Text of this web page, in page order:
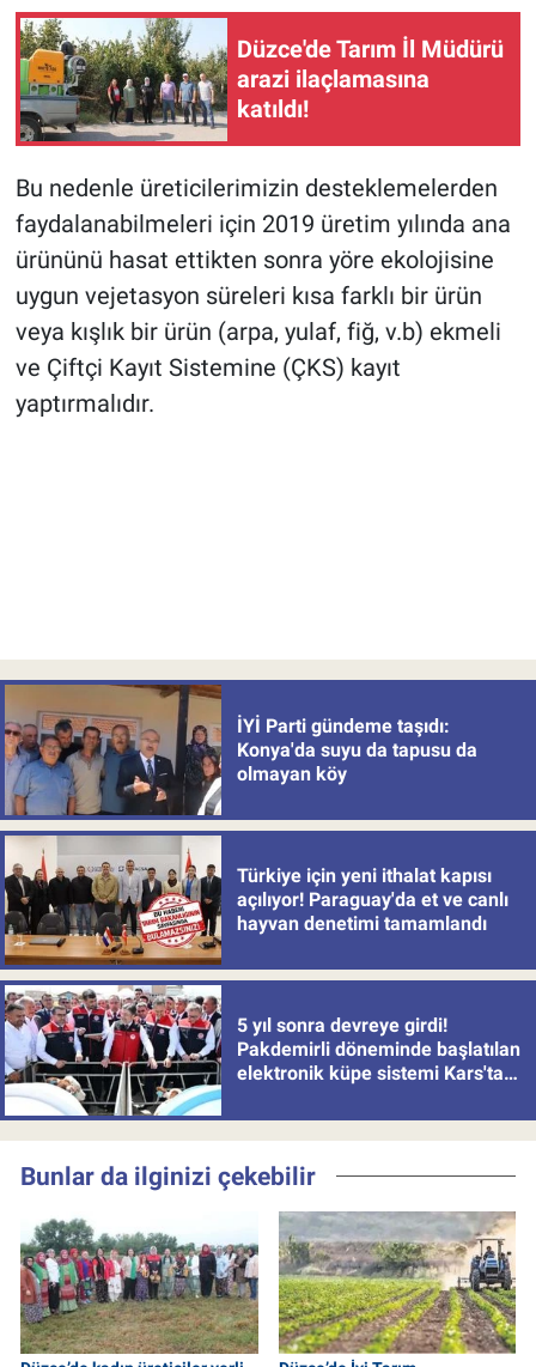
Düzce'de Tarım İl Müdürü
arazi ilaçlamasına
katıldı!
Bu nedenle üreticilerimizin desteklemelerden
faydalanabilmeleri için 2019 üretim yılında ana
ürününü hasat ettikten sonra yöre ekolojisine
uygun vejetasyon süreleri kısa farklı bir ürün
veya kışlık bir ürün (arpa, yulaf, fiğ, v.b) ekmeli
ve Çiftçi Kayıt Sistemine (ÇKS) kayıt
yaptırmalıdır.
İYİ Parti gündeme taşıdı:
Konya'da suyu da tapusu da
olmayan köy
Türkiye için yeni ithalat kapısı
açılıyor! Paraguay'da et ve canlı
hayvan denetimi tamamlandı
5 yıl sonra devreye girdi!
Pakdemirli döneminde başlatılan
elektronik küpe sistemi Kars'tan
Bunlar da ilginizi çekebilir